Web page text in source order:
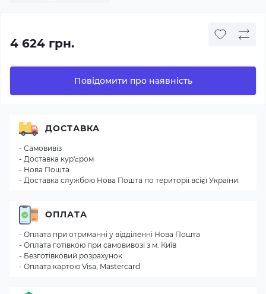
4 624 грн.
Повідомити про наявність
ДОСТАВКА
- Самовивіз
- Доставка кур'єром
- Нова Пошта
- Доставка службою Нова Пошта по території всієї України.
ОПЛАТА
- Оплата при отриманні у відділенні Нова Пошта
- Оплата готівкою при самовивозі з м. Київ
- Безготівковий розрахунок
- Оплата картою Visa, Mastercard